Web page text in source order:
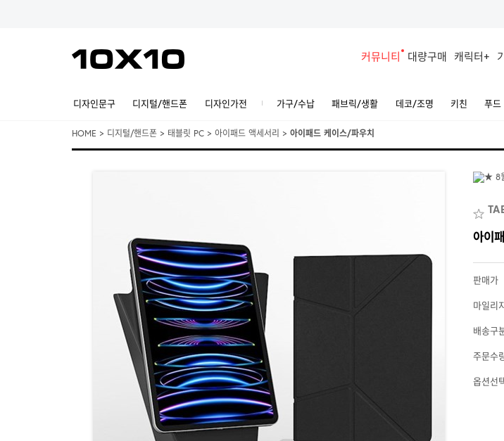
커뮤니티 대량구매 캐릭터+
디자인문구 디지털/핸드폰 디자인가전 가구/수납 패브릭/생활 데코/조명 키친 푸드
HOME > 디지털/핸드폰 > 태블릿 PC > 아이패드 액세서리 > 아이패드 케이스/파우치
아이
판매가
마일리지
배송구
주문수
옵션선